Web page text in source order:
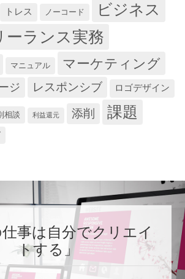
トレス ノーコード ビジネス
ーランス実務
マニュアル マーケティング
ジ レスポンシブ ロゴデザイン
相談 利益還元 添削 課題
仕事は自分でクリエイ
トする」